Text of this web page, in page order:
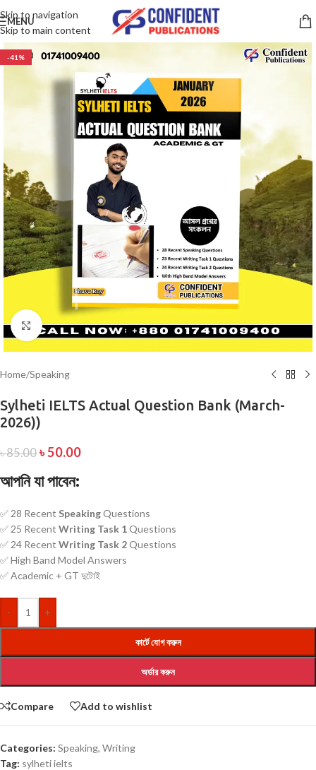
Skip to navigation
Skip to main content
MENU
-41%
Click to enlarge
Home/Speaking
Sylheti IELTS Actual Question Bank (March-
2026))
৳85.00 ৳50.00
আপনি যা পাবেন:
✅ 28 Recent SpeakingQuestions
✅ 25 Recent Writing Task 1Questions
✅ 24 Recent Writing Task 2Questions
✅ High Band Model Answers
✅ Academic + GT দুটোই
- +
কার্টে যোগ করুন
অর্ডার করুন
Compare Add to wishlist
Categories: Speaking, Writing
Tag: sylheti ielts